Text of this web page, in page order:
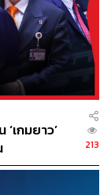
เกมยาว’
213